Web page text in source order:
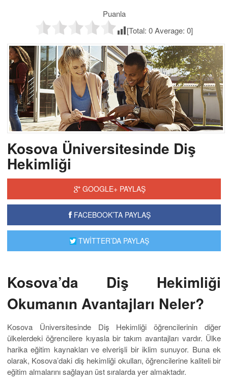
Puanla
[Total: 0Average: 0]
Kosova Üniversitesinde Diş
Hekimliği
GOOGLE+ PAYLAŞ
FACEBOOK’TA PAYLAŞ
TWİTTER’DA PAYLAŞ
Kosova’da Diş Hekimliği
Okumanın Avantajları Neler?
Kosova Üniversitesinde Diş Hekimliği öğrencilerinin diğer
ülkelerdeki öğrencilere kıyasla bir takım avantajları vardır. Ülke
harika eğitim kaynakları ve elverişli bir iklim sunuyor. Buna ek
olarak, Kosova’daki diş hekimliği okulları, öğrencilerine kaliteli bir
eğitim almalarını sağlayan üst sıralarda yer almaktadır.